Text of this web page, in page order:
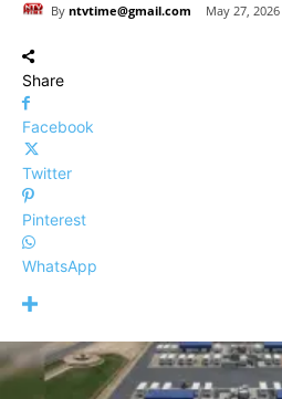
By ntvtime@gmail.com May 27, 2026
Share
Facebook
Twitter
Pinterest
WhatsApp